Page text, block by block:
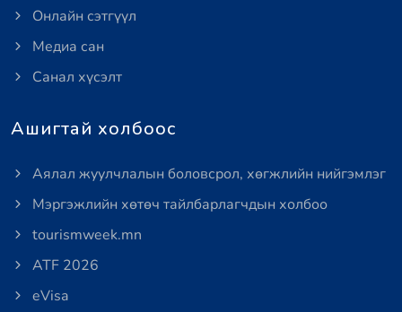
Онлайн сэтгүүл
Медиа сан
Санал хүсэлт
Ашигтай холбоос
Аялал жуулчлалын боловсрол, хөгжлийн нийгэмлэг
Мэргэжлийн хөтөч тайлбарлагчдын холбоо
tourismweek.mn
ATF 2026
eVisa